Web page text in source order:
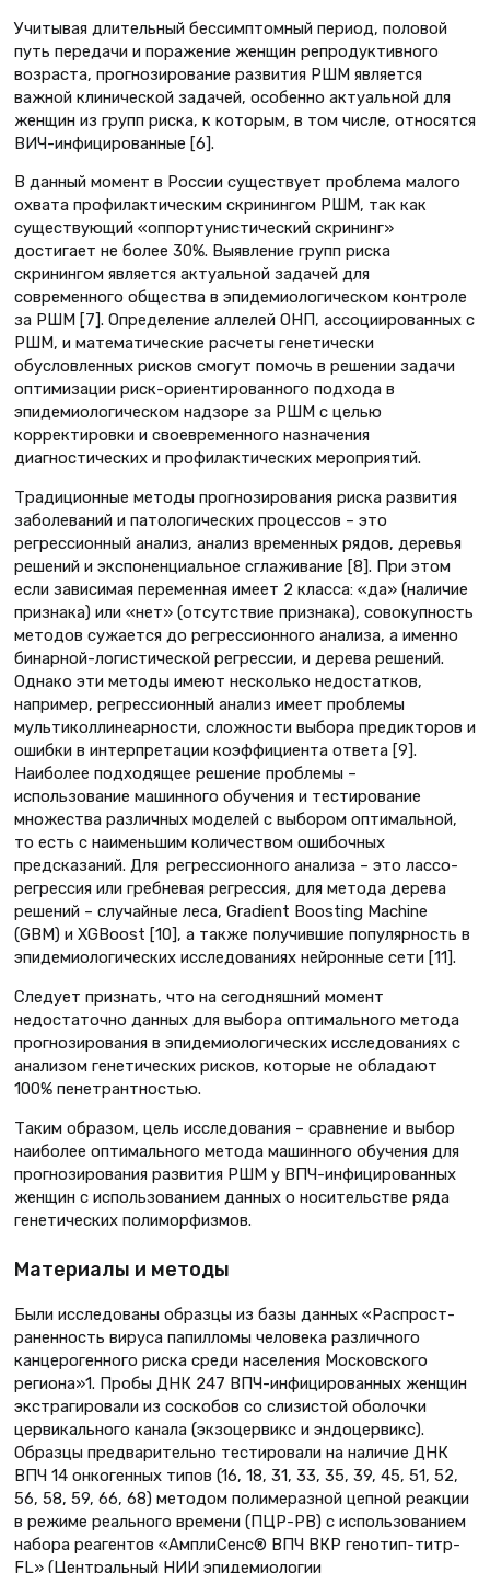
Учитывая длительный бессимптомный период, половой
путь передачи и поражение женщин репродуктивного
возраста, прогнозирование развития РШМ является
важной клинической задачей, особенно актуальной для
женщин из групп риска, к которым, в том числе, относятся
ВИЧ-инфицированные [6].
В данный момент в России существует проблема малого
охвата профилактическим скринингом РШМ, так как
существующий «оппортунистический скрининг»
достигает не более 30%. Выявление групп риска
скринингом является актуальной задачей для
современного общества в эпидемиологическом контроле
за РШМ [7]. Определение аллелей ОНП, ассоциированных с
РШМ, и математические расчеты генетически
обусловленных рисков смогут помочь в решении задачи
оптимизации риск-ориентированного подхода в
эпидемиологическом надзоре за РШМ с целью
корректировки и своевременного назначения
диагностических и профилактических мероприятий.
Традиционные методы прогнозирования риска развития
заболеваний и патологических процессов – это
регрессионный анализ, анализ временных рядов, деревья
решений и экспоненциальное сглаживание [8]. При этом
если зависимая переменная имеет 2 класса: «да» (наличие
признака) или «нет» (отсутствие признака), совокупность
методов сужается до регрессионного анализа, а именно
бинарной-логистической регрессии, и дерева решений.
Однако эти методы имеют несколько недостатков,
например, регрессионный анализ имеет проблемы
мультиколлинеарности, сложности выбора предикторов и
ошибки в интерпретации коэффициента ответа [9].
Наиболее подходящее решение проблемы –
использование машинного обучения и тестирование
множества различных моделей с выбором оптимальной,
то есть с наименьшим количеством ошибочных
предсказаний. Для регрессионного анализа – это лассо-
регрессия или гребневая регрессия, для метода дерева
решений – случайные леса, Gradient Boosting Machine
(GBM) и XGBoost [10], а также получившие популярность в
эпидемиологических исследованиях нейронные сети [11].
Следует признать, что на сегодняшний момент
недостаточно данных для выбора оптимального метода
прогнозирования в эпидемиологических исследованиях с
анализом генетических рисков, которые не обладают
100% пенетрантностью.
Таким образом, цель исследования – сравнение и выбор
наиболее оптимального метода машинного обучения для
прогнозирования развития РШМ у ВПЧ-инфицированных
женщин с использованием данных о носительстве ряда
генетических полиморфизмов.
Материалы и методы
Были исследованы образцы из базы данных «Распрост­
раненность вируса папилломы человека различного
канцерогенного риска среди населения Московского
региона»1. Пробы ДНК 247 ВПЧ-инфицированных женщин
экстрагировали из соскобов со слизистой оболочки
цервикального канала (экзоцервикс и эндоцервикс).
Образцы предварительно тестировали на наличие ДНК
ВПЧ 14 онкогенных типов (16, 18, 31, 33, 35, 39, 45, 51, 52,
56, 58, 59, 66, 68) методом полимеразной цепной реакции
в режиме реального времени (ПЦР-РВ) с использованием
набора реагентов «АмплиСенс® ВПЧ ВКР генотип-титр-
FL» (Центральный НИИ эпидемиологии